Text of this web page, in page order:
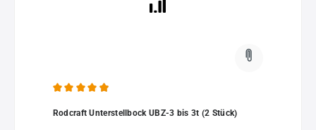
Rodcraft Unterstellbock UBZ-3 bis 3t (2 Stück)